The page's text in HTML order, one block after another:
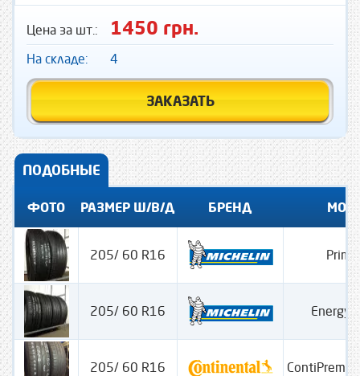
Цена за шт.: 1450 грн.
На складе: 4
ЗАКАЗАТЬ
ПОДОБНЫЕ
ФОТО РАЗМЕР Ш/В/Д БРЕНД
205/ 60 R16
205/ 60 R16 Energy
205/ 60 R16